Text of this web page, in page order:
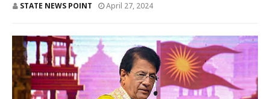
STATE NEWS POINT April 27, 2024